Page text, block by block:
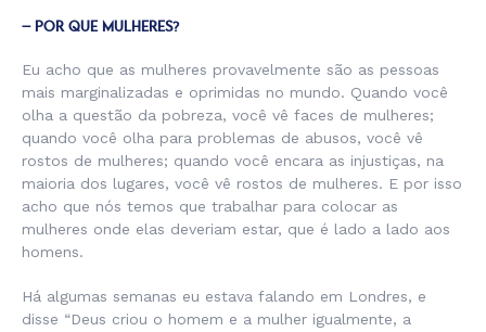
– POR QUE MULHERES?
Eu acho que as mulheres provavelmente são as pessoas
mais marginalizadas e oprimidas no mundo. Quando você
olha a questão da pobreza, você vê faces de mulheres;
quando você olha para problemas de abusos, você vê
rostos de mulheres; quando você encara as injustiças, na
maioria dos lugares, você vê rostos de mulheres. E por isso
acho que nós temos que trabalhar para colocar as
mulheres onde elas deveriam estar, que é lado a lado aos
homens.
Há algumas semanas eu estava falando em Londres, e
disse “Deus criou o homem e a mulher igualmente, a